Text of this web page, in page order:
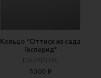
Кольцо "Оттиск из сада
Гесперид"
DAZAIN.ME
5300 ₽